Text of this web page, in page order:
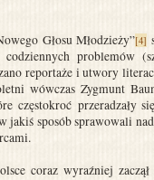
Głosu Młodzieży”[4]
problemów
reportaże i utwory
wówczas Zygmunt
częstokroć przeradzały
sposób sprawowali
coraz wyraźniej